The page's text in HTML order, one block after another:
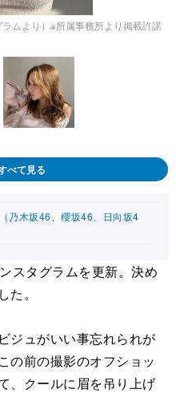
ムより）※所属事務所より掲載許諾
べて見る
乃木坂46、櫻坂46、日向坂4
スタグラムを更新。決め
。
ジュがいい事忘れられが
前の撮影のオフショッ
、クールに眉を吊り上げ